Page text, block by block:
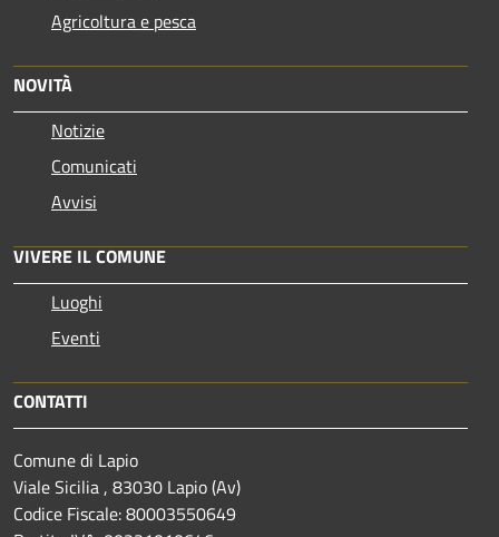
Agricoltura e pesca
NOVITÀ
Notizie
Comunicati
Avvisi
VIVERE IL COMUNE
Luoghi
Eventi
CONTATTI
Comune di Lapio
Viale Sicilia , 83030 Lapio (Av)
Codice Fiscale: 80003550649